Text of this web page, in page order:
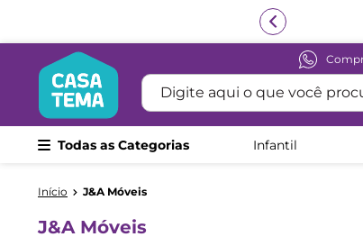
Digite aqui o que você procura
Todas as Categorias Infantil
J&A Móveis
J&A Móveis
Termos mais buscados
beliche
guarda roupa
bicama
treliche